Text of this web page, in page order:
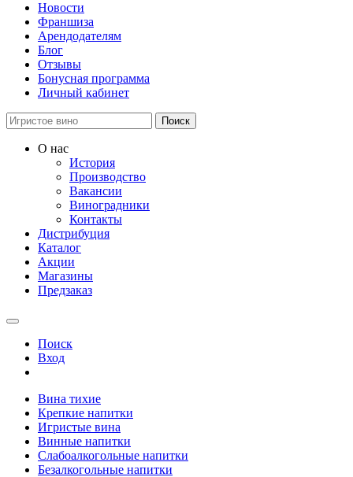
Новости
Франшиза
Арендодателям
Блог
Отзывы
Бонусная программа
Личный кабинет
Поиск
О нас
История
Производство
Вакансии
Виноградники
Контакты
Дистрибуция
Каталог
Акции
Магазины
Предзаказ
Поиск
Вход
Вина тихие
Крепкие напитки
Игристые вина
Винные напитки
Слабоалкогольные напитки
Безалкогольные напитки